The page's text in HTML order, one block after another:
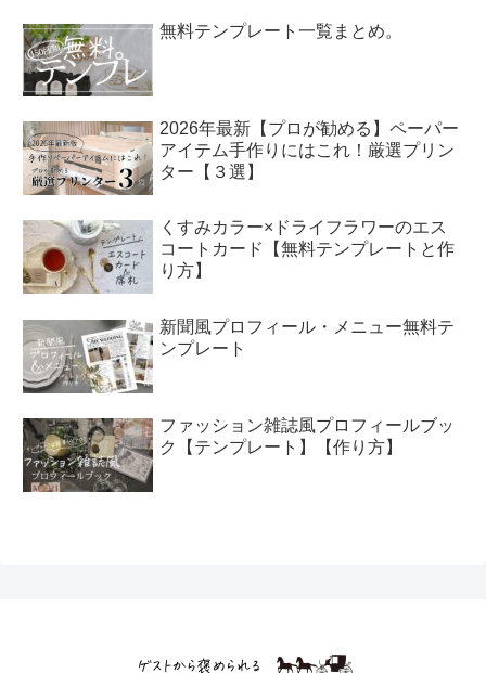
無料テンプレート一覧まとめ。
2026年最新【プロが勧める】ペーパー
アイテム手作りにはこれ！厳選プリン
ター【３選】
くすみカラー×ドライフラワーのエス
コートカード【無料テンプレートと作
り方】
新聞風プロフィール・メニュー無料テ
ンプレート
ファッション雑誌風プロフィールブッ
ク【テンプレート】【作り方】